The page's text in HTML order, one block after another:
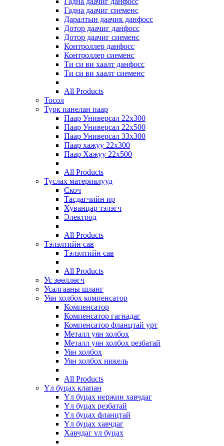
Гадна даачиг сиеменс
Даралтын даачик данфосс
Дотор даачиг данфосс
Дотор даачиг сиеменс
Контроллер данфосс
Контроллер сиеменс
Ти си ви хаалт данфосс
Ти си ви хаалт сиеменс
All Products
Тосол
Турк панелан паар
Паар Универсал 22х300
Паар Универсал 22х500
Паар Универсал 33х300
Паар хажуу 22х300
Паар Хажуу 22х500
All Products
Туслах материалууд
Скоч
Тасдагчийн ир
Хуванцар тэлэгч
Электрод
All Products
Тэлэлтийн сав
Тэлэлтийн сав
All Products
Ус зөөллөгч
Усалгааны шланг
Уян холбох компенсатор
Компенсатор
Компенсатор гагнадаг
Компенсатор фланцтай урт
Металл уян холбох
Металл уян холбох резбатай
Уян холбох
Уян холбох никель
All Products
Үл буцах клапан
Үл буцах нержин хавчдаг
Үл буцах резбатай
Үл буцах фланцтай
Үл буцах хавчдаг
Хавчдаг үл буцах